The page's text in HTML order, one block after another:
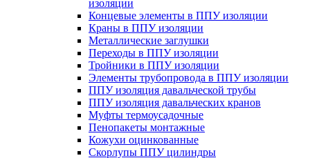
изоляции
Концевые элементы в ППУ изоляции
Краны в ППУ изоляции
Металлические заглушки
Переходы в ППУ изоляции
Тройники в ППУ изоляции
Элементы трубопровода в ППУ изоляции
ППУ изоляция давальческой трубы
ППУ изоляция давальческих кранов
Муфты термоусадочные
Пенопакеты монтажные
Кожухи оцинкованные
Скорлупы ППУ цилиндры